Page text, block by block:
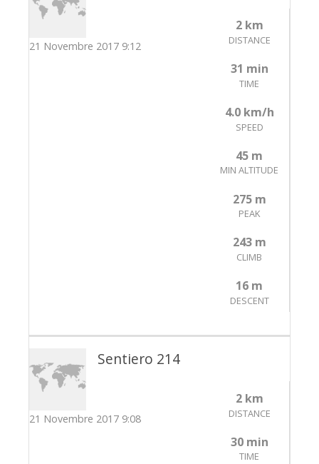
DISTANCE
2 km
TIME
31 min
SPEED
4.0 km/h
MIN ALTITUDE
45 m
PEAK
275 m
CLIMB
243 m
DESCENT
16 m
21 Novembre 2017 9:12
Sentiero 214
DISTANCE
2 km
TIME
30 min
21 Novembre 2017 9:08